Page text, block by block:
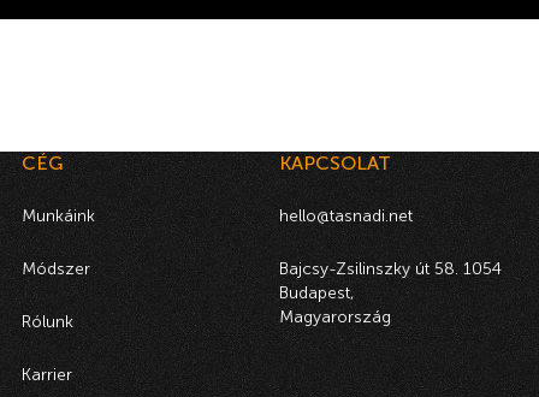
CÉG
Munkáink
Módszer
Rólunk
Karrier
KAPCSOLAT
hello@tasnadi.net
Bajcsy-Zsilinszky út 58. 1054
Budapest,
Magyarország